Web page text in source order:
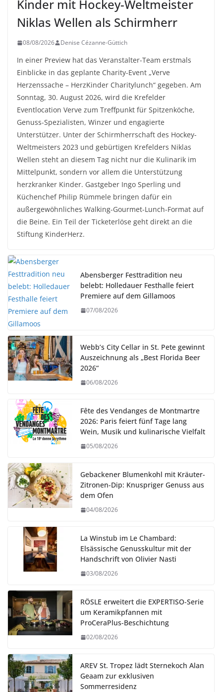
Kinder mit Hockey-Weltmeister
Niklas Wellen als Schirmherr
08/08/2026 Denise Cézanne-Güttich
In einer Preview hat das Veranstalter-Team erstmals
Einblicke in das geplante Charity-Event „Verve
Herzenssache – HerzKinder Charitylunch“ gegeben. Am
Sonntag, 30. August 2026, wird die Krefelder
Eventlocation Verve zum Treffpunkt für Spitzenköche,
Genuss-Spezialisten, Winzer und engagierte
Unterstützer. Unter der Schirmherrschaft des Hockey-
Weltmeisters 2023 und gebürtigen Krefelders Niklas
Wellen steht an diesem Tag nicht nur die Kulinarik im
Mittelpunkt, sondern vor allem die Unterstützung
herzkranker Kinder. Gastgeber Ingo Sperling und
Küchenchef Philip Rümmele bringen dafür ein
außergewöhnliches Walking-Gourmet-Lunch-Format auf
die Beine. Ein Teil der Ticketerlöse geht direkt an die
Stiftung KinderHerz.
Abensberger Festtradition neu
belebt: Holledauer Festhalle feiert
Premiere auf dem Gillamoos
07/08/2026
Webb’s City Cellar in St. Pete gewinnt
Auszeichnung als „Best Florida Beer
2026“
06/08/2026
Fête des Vendanges de Montmartre
2026: Paris feiert fünf Tage lang
Wein, Musik und kulinarische Vielfalt
05/08/2026
Gebackener Blumenkohl mit Kräuter-
Zitronen-Dip: Knuspriger Genuss aus
dem Ofen
04/08/2026
La Winstub im Le Chambard:
Elsässische Genusskultur mit der
Handschrift von Olivier Nasti
03/08/2026
RÖSLE erweitert die EXPERTISO-Serie
um Keramikpfannen mit
ProCeraPlus-Beschichtung
02/08/2026
AREV St. Tropez lädt Sternekoch Alan
Geaam zur exklusiven
Sommerresidenz